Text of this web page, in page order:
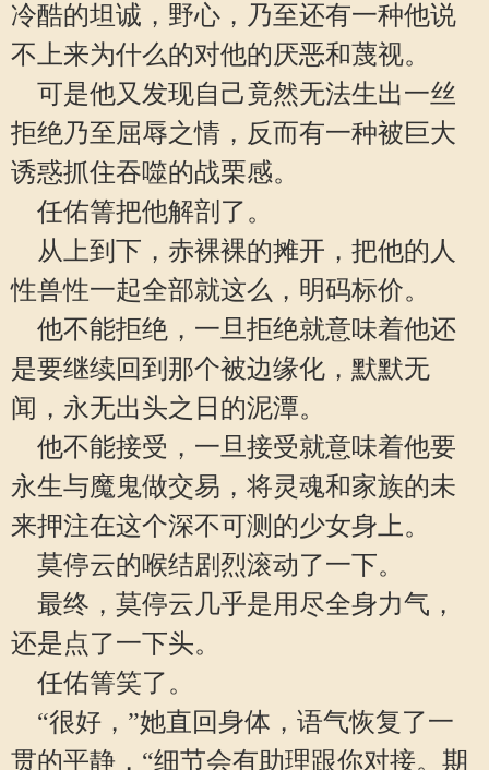
冷酷的坦诚，野心，乃至还有一种他说
不上来为什么的对他的厌恶和蔑视。
可是他又发现自己竟然无法生出一丝
拒绝乃至屈辱之情，反而有一种被巨大
诱惑抓住吞噬的战栗感。
任佑箐把他解剖了。
从上到下，赤裸裸的摊开，把他的人
性兽性一起全部就这么，明码标价。
他不能拒绝，一旦拒绝就意味着他还
是要继续回到那个被边缘化，默默无
闻，永无出头之日的泥潭。
他不能接受，一旦接受就意味着他要
永生与魔鬼做交易，将灵魂和家族的未
来押注在这个深不可测的少女身上。
莫停云的喉结剧烈滚动了一下。
最终，莫停云几乎是用尽全身力气，
还是点了一下头。
任佑箐笑了。
“很好，”她直回身体，语气恢复了一
贯的平静，“细节会有助理跟你对接。期